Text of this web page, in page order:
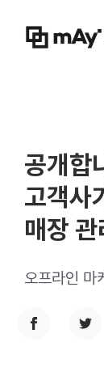
공개합
고객사
매장
오프라인 마